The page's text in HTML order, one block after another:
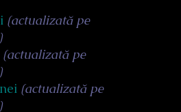
(actualizată pe
(actualizată pe
(actualizată pe